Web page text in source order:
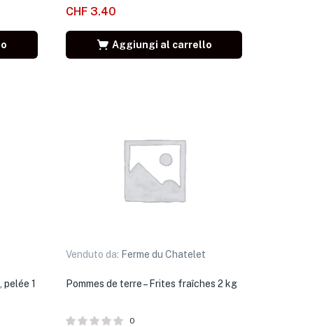
CHF3.40
Aggiungi al carrello
1
Venduto da: Ferme du Chatelet
Pommes de terre – Frites fraîches 2 kg
0